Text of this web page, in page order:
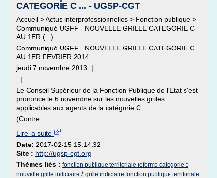
CATEGORIE C ... - UGSP-CGT
Accueil > Actus interprofessionnelles > Fonction publique >
Communiqué UGFF - NOUVELLE GRILLE CATEGORIE C
AU 1ER (...)
Communiqué UGFF - NOUVELLE GRILLE CATEGORIE C
AU 1ER FEVRIER 2014
jeudi 7 novembre 2013 |
|
Le Conseil Supérieur de la Fonction Publique de l'Etat s'est
prononcé le 6 novembre sur les nouvelles grilles
applicables aux agents de la catégorie C.
(Contre :...
Lire la suite
Date: 2017-02-15 15:14:32
Site : http://ugsp-cgt.org
Thèmes liés : fonction publique territoriale reforme categorie c
nouvelle grille indiciaire / grille indiciaire fonction publique territoriale